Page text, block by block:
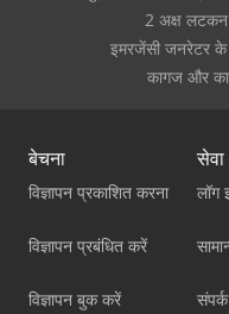
2 अक्ष लटकन
इमरजेंसी जनरेटर
कागज और
बेचना
विज्ञापन प्रकाशित करना
विज्ञापन प्रबंधित करें
विज्ञापन बुक करें
लॉग
संपर्क